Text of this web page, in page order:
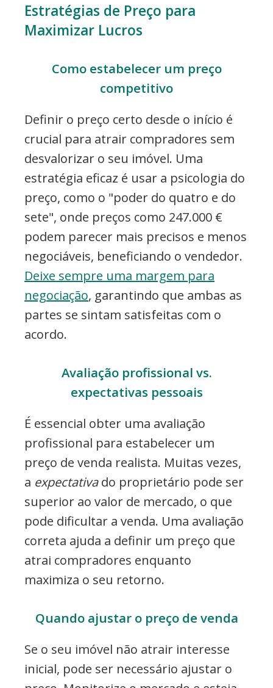
Estratégias de Preço para
Maximizar Lucros
Como estabelecer um preço
competitivo
Definir o preço certo desde o início é
crucial para atrair compradores sem
desvalorizar o seu imóvel. Uma
estratégia eficaz é usar a psicologia do
preço, como o "poder do quatro e do
sete", onde preços como 247.000 €
podem parecer mais precisos e menos
negociáveis, beneficiando o vendedor.
Deixe sempre uma margem para
negociação, garantindo que ambas as
partes se sintam satisfeitas com o
acordo.
Avaliação profissional vs.
expectativas pessoais
É essencial obter uma avaliação
profissional para estabelecer um
preço de venda realista. Muitas vezes,
a expectativado proprietário pode ser
superior ao valor de mercado, o que
pode dificultar a venda. Uma avaliação
correta ajuda a definir um preço que
atrai compradores enquanto
maximiza o seu retorno.
Quando ajustar o preço de venda
Se o seu imóvel não atrair interesse
inicial, pode ser necessário ajustar o